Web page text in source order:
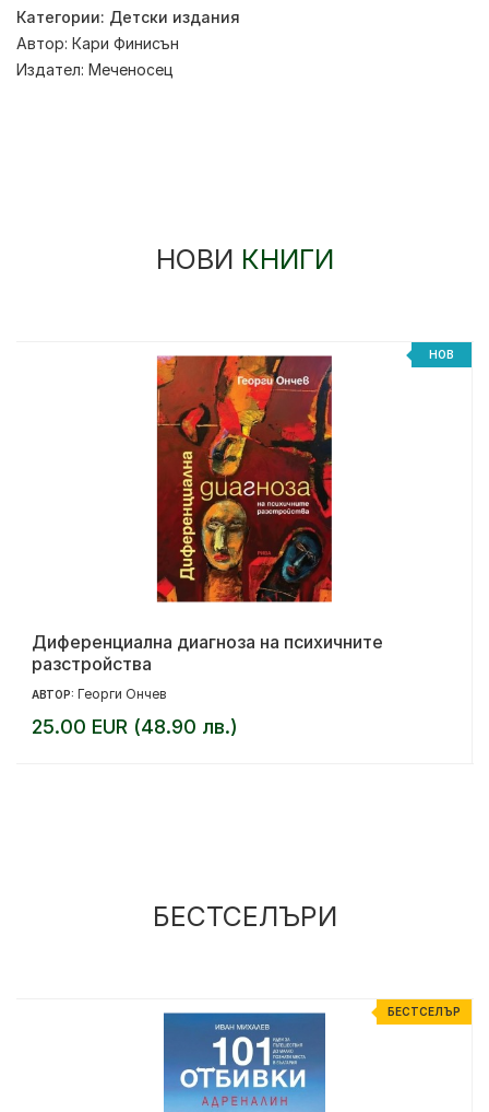
Категории: Детски издания
Автор: Кари Финисън
Издател: Меченосец
НОВИ КНИГИ
НОВ
Диференциална диагноза на психичните
разстройства
АВТОР: Георги Ончев
25.00 EUR (48.90 лв.)
БЕСТСЕЛЪРИ
БЕСТСЕЛЪР